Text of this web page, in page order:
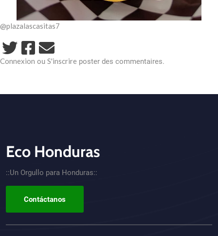
@plazalascasitas7
Connexion ou S'inscrire poster des commentaires.
CTA - Footer
Eco Honduras
::Un Orgullo para Honduras::
Contáctanos